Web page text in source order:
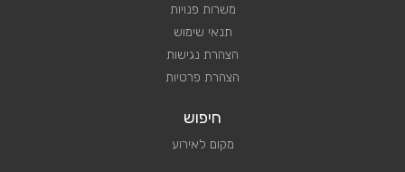
משרות פנויות
תנאי שימוש
הצהרת נגישות
הצהרת פרטיות
חיפוש
מקום לאירוע